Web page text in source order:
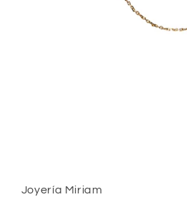
in
modal
Joyería Miriam